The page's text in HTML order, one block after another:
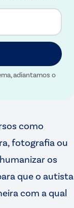
adiantamos o
como
fotografia ou
os
que o autista
com a qual